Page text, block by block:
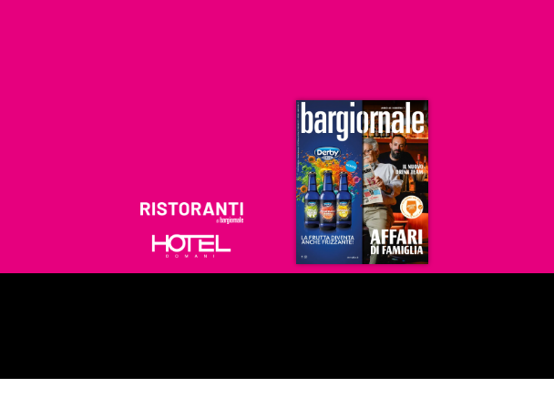
Ristoranti
Hoteldomani